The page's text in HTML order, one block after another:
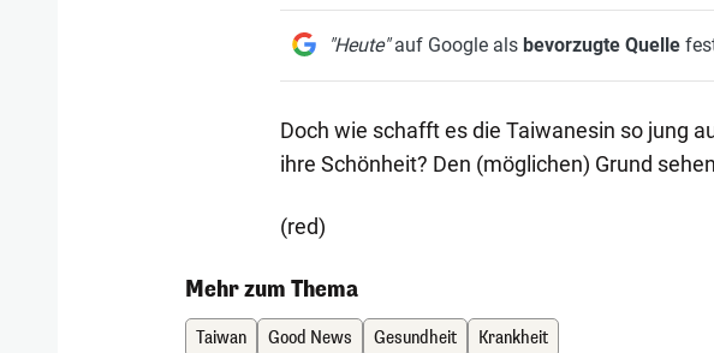
"Heute"auf Google als bevorzugte Quelle
Doch wie schafft es die Taiwanesin so jung
ihre Schönheit? Den (möglichen) Grund
(red)
Mehr zum Thema
Taiwan Good News Gesundheit Krankheit